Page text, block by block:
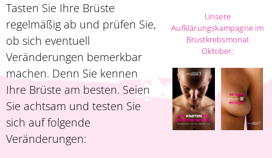
Tasten Sie Ihre Brüste
regelmäßig ab und prüfen Sie,
ob sich eventuell
Veränderungen bemerkbar
machen. Denn Sie kennen
Ihre Brüste am besten. Seien
Sie achtsam und testen Sie
sich auf folgende
Veränderungen:
Unsere
Aufklärungskampagne im
Brustkrebsmonat
Oktober: